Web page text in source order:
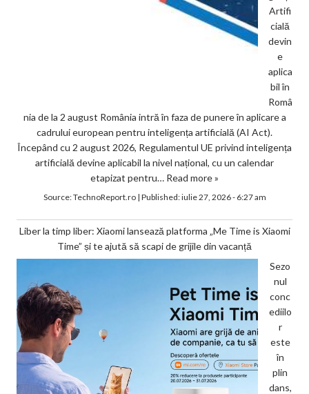
Artifi
cială
devin
e
aplica
bil în
Româ
nia de la 2 august România intră în faza de punere în aplicare a
cadrului european pentru inteligența artificială (AI Act).
Începând cu 2 august 2026, Regulamentul UE privind inteligența
artificială devine aplicabil la nivel național, cu un calendar
etapizat pentru… Read more »
Source:TechnoReport.ro| Published:iulie 27, 2026 - 6:27 am
Liber la timp liber: Xiaomi lansează platforma „Me Time is Xiaomi
Time” și te ajută să scapi de grijile din vacanță
Sezo
nul
conc
ediilo
r
este
în
plin
dans,